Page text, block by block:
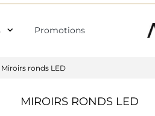
expand_more Promotions
Miroirs ronds LED
MIROIRS RONDS LED